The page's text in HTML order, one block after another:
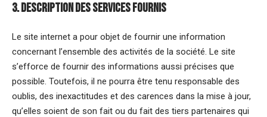
3. Description des services fournis
Le site internet a pour objet de fournir une information
concernant l’ensemble des activités de la société. Le site
s’efforce de fournir des informations aussi précises que
possible. Toutefois, il ne pourra être tenu responsable des
oublis, des inexactitudes et des carences dans la mise à jour,
qu’elles soient de son fait ou du fait des tiers partenaires qui